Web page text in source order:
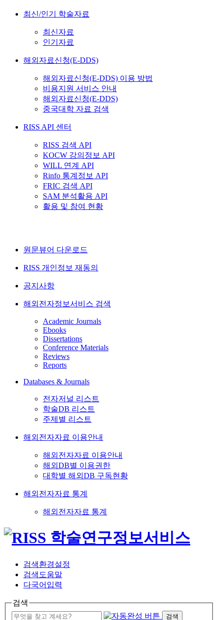
최신/인기 학술자료
최신자료
인기자료
해외자료신청(E-DDS)
해외자료신청(E-DDS) 이용 방법
비용지원 서비스 안내
해외자료신청(E-DDS)
중국대학 자료 검색
RISS API 센터
RISS 검색 API
KOCW 강의정보 API
WILL 연계 API
Rinfo 통계정보 API
FRIC 검색 API
SAM 분석활용 API
활용 및 참여 현황
원문뷰어 다운로드
RISS 개인정보 재동의
공지사항
해외전자정보서비스 검색
Academic Journals
Ebooks
Dissertations
Conference Materials
Reviews
Reports
Databases & Journals
전자저널 리스트
학술DB 리스트
주제별 리스트
해외전자자료 이용안내
해외전자자료 이용안내
해외DB별 이용권한
대학별 해외DB 구독현황
해외전자자료 통계
해외전자자료 통계
검색환경설정
검색도움말
다국어입력
검색
검색